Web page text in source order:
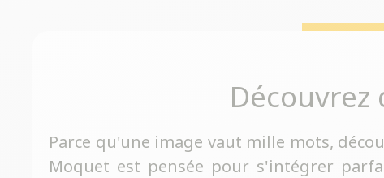
Découvrez
Parce qu'une image vaut mille mots,
Moquet est pensée pour s'intégrer